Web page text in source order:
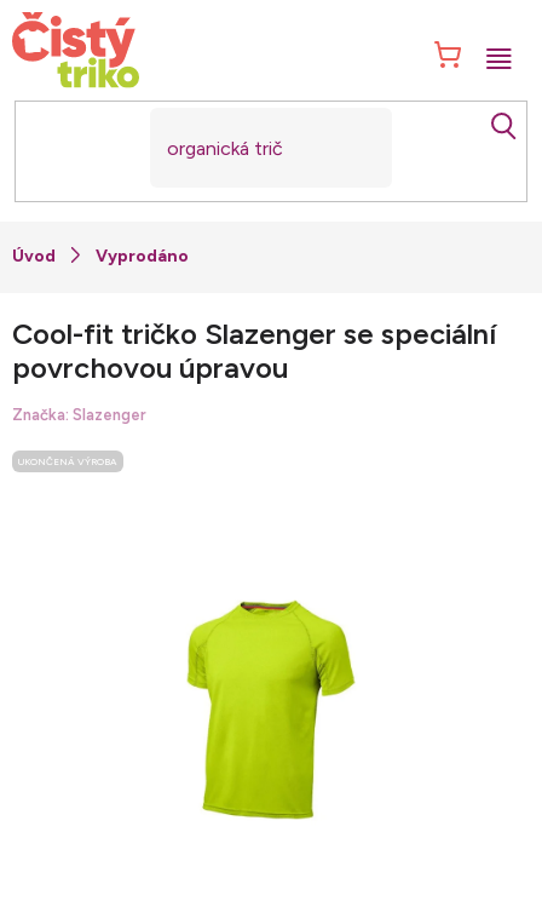
Přejít
na
obsah
Vyprodáno
Cool-fit tričko Slazenger se speciální
povrchovou úpravou
Značka: Slazenger
UKONČENÁ VÝROBA